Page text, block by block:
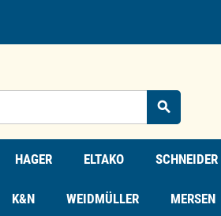
search
HAGER ELTAKO SCHNEIDER
K&N WEIDMÜLLER MERSEN